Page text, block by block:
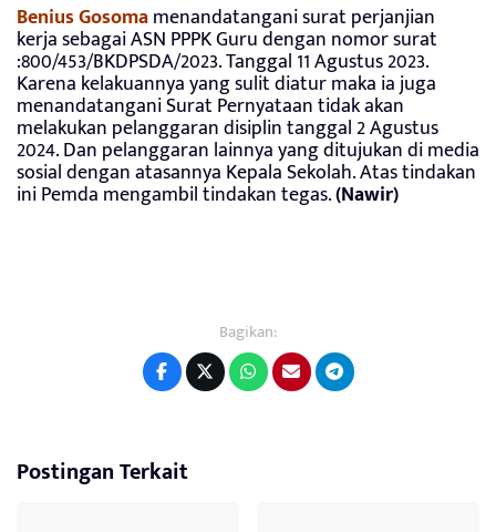
Benius Gosomamenandatangani surat perjanjian
kerja sebagai ASN PPPK Guru dengan nomor surat
:800/453/BKDPSDA/2023. Tanggal 11 Agustus 2023.
Karena kelakuannya yang sulit diatur maka ia juga
menandatangani Surat Pernyataan tidak akan
melakukan pelanggaran disiplin tanggal 2 Agustus
2024. Dan pelanggaran lainnya yang ditujukan di media
sosial dengan atasannya Kepala Sekolah. Atas tindakan
ini Pemda mengambil tindakan tegas.(Nawir)
Bagikan:
Postingan Terkait